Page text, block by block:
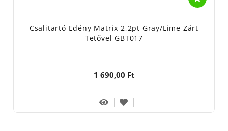
Csalitartó Edény Matrix 2,2pt Gray/Lime Zárt
Tetővel GBT017
1 690,00 Ft